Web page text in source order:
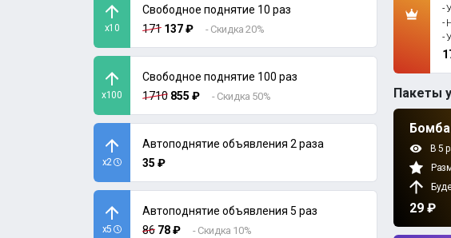
x10
Свободное поднятие 10 раз
171 137 ₽ - Скидка 20%
x100
Свободное поднятие 100 раз
1710 855 ₽ - Скидка 50%
x2
Автоподнятие объявления 2 раза
35 ₽
x5
Автоподнятие объявления 5 раз
86 78 ₽ - Скидка 10%
-
-
-
Пакеты
Бомба
В 5
29 ₽